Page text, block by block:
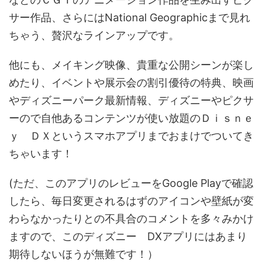
サー作品、さらにはNational Geographicまで見れ
ちゃう、贅沢なラインアップです。
他にも、メイキング映像、貴重な公開シーンが楽し
めたり、イベントや展示会の割引優待の特典、映画
やディズニーパーク最新情報、ディズニーやピクサ
ーので自他あるコンテンツが使い放題のＤｉｓｎｅ
ｙ ＤＸというスマホアプリまでおまけでついてき
ちゃいます！
(ただ、このアプリのレビューをGoogle Playで確認
したら、毎日変更されるはずのアイコンや壁紙が変
わらなかったりとの不具合のコメントを多々みかけ
ますので、このディズニー DXアプリにはあまり
期待しないほうが無難です！）